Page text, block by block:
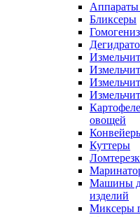
Бликсеры
овощей
Куттеры
Машины
изделий
Миксеры